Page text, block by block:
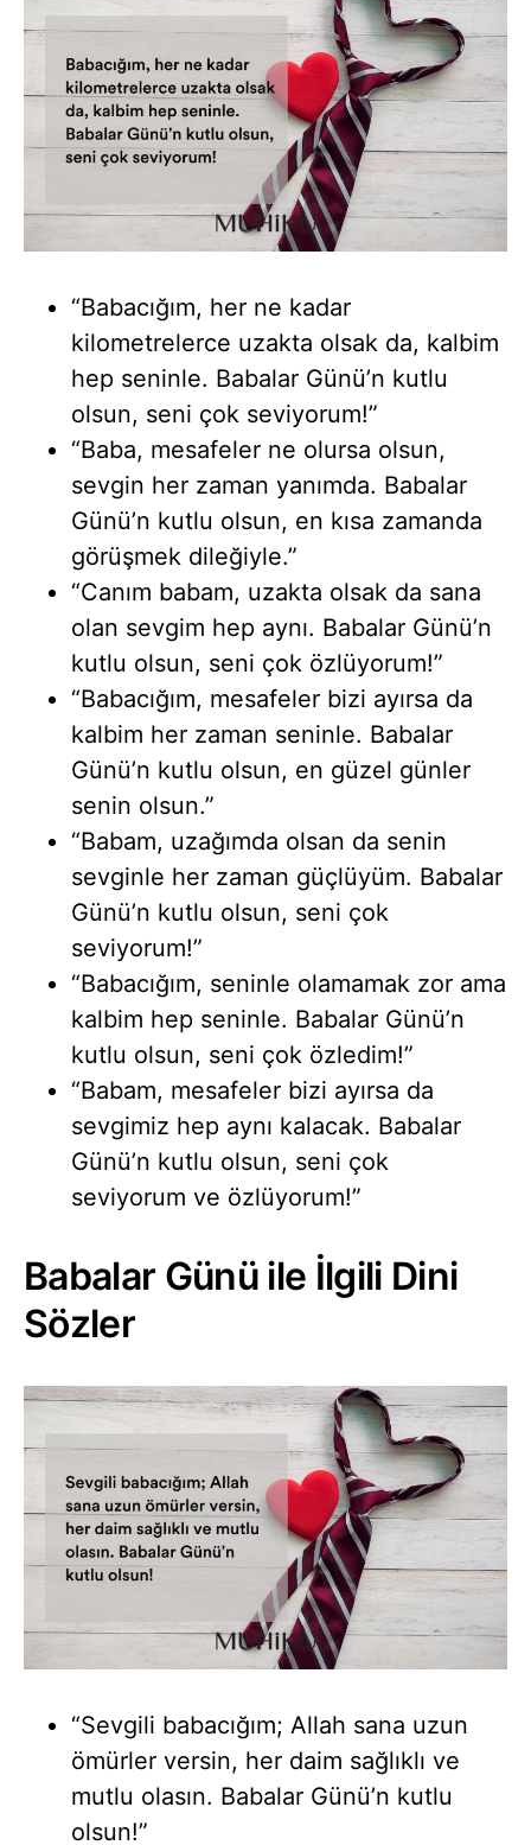
“Babacığım, her ne kadar
kilometrelerce uzakta olsak da, kalbim
hep seninle. Babalar Günü’n kutlu
olsun, seni çok seviyorum!”
“Baba, mesafeler ne olursa olsun,
sevgin her zaman yanımda. Babalar
Günü’n kutlu olsun, en kısa zamanda
görüşmek dileğiyle.”
“Canım babam, uzakta olsak da sana
olan sevgim hep aynı. Babalar Günü’n
kutlu olsun, seni çok özlüyorum!”
“Babacığım, mesafeler bizi ayırsa da
kalbim her zaman seninle. Babalar
Günü’n kutlu olsun, en güzel günler
senin olsun.”
“Babam, uzağımda olsan da senin
sevginle her zaman güçlüyüm. Babalar
Günü’n kutlu olsun, seni çok
seviyorum!”
“Babacığım, seninle olamamak zor ama
kalbim hep seninle. Babalar Günü’n
kutlu olsun, seni çok özledim!”
“Babam, mesafeler bizi ayırsa da
sevgimiz hep aynı kalacak. Babalar
Günü’n kutlu olsun, seni çok
seviyorum ve özlüyorum!”
Babalar Günü ile İlgili Dini
Sözler
“Sevgili babacığım; Allah sana uzun
ömürler versin, her daim sağlıklı ve
mutlu olasın. Babalar Günü’n kutlu
olsun!”